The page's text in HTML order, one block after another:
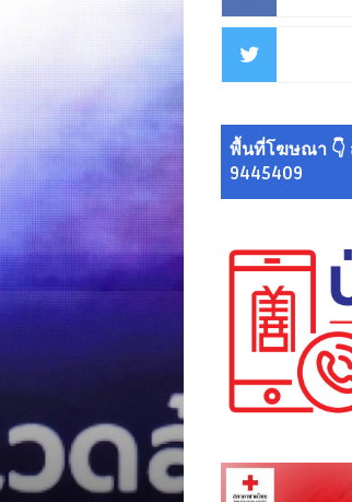
พื้นที่โฆษณา 👇
9445409